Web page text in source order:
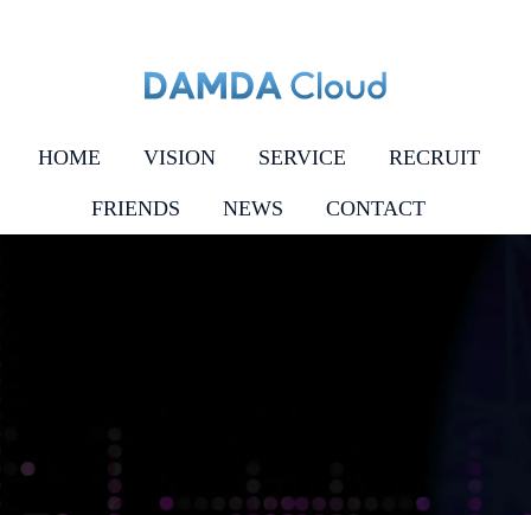
HOME VISION SERVICE RECRUIT
FRIENDS NEWS CONTACT